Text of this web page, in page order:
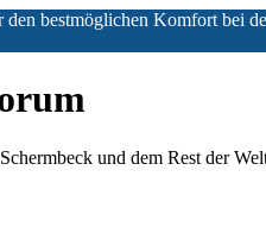
bestmöglichen Komfort bei
und dem Rest der